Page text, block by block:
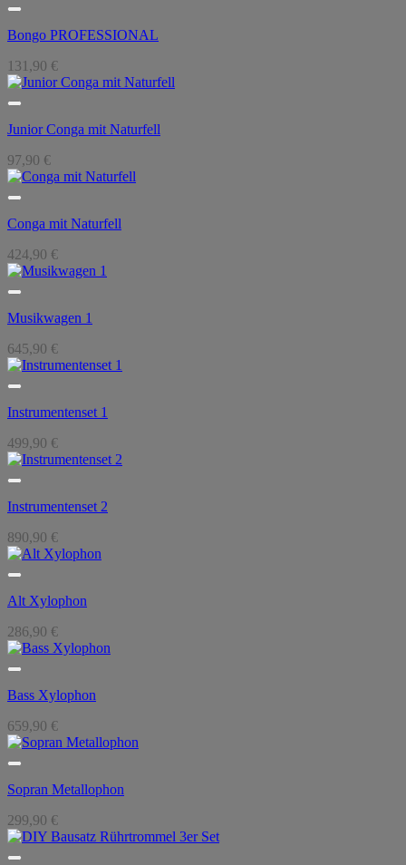
Bongo PROFESSIONAL
131,90 €
Junior Conga mit Naturfell
97,90 €
Conga mit Naturfell
424,90 €
Musikwagen 1
645,90 €
Instrumentenset 1
499,90 €
Instrumentenset 2
890,90 €
Alt Xylophon
286,90 €
Bass Xylophon
659,90 €
Sopran Metallophon
299,90 €